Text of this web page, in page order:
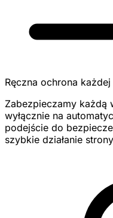
Ręczna ochrona
Zabezpieczamy każdą
wyłącznie na
podejście do
szybkie działanie